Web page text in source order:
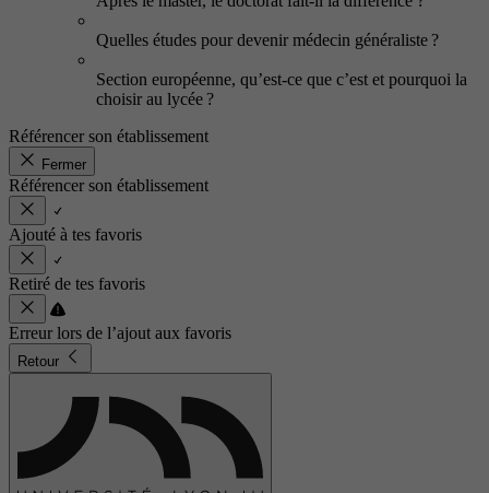
Quelles études pour devenir médecin généraliste ?
Section européenne, qu’est-ce que c’est et pourquoi la
choisir au lycée ?
Référencer son établissement
Fermer
Référencer son établissement
Ajouté à tes favoris
Retiré de tes favoris
Erreur lors de l’ajout aux favoris
Retour